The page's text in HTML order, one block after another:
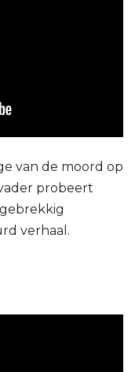
van de moord op
probeert
verhaal.